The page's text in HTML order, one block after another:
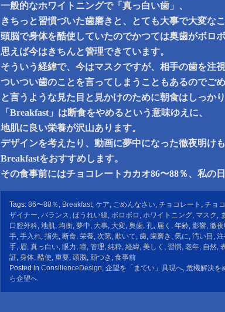
一般的なホワイトニングで「真っ白い歯」、
きちっと習慣づいた歯磨きと、とても大事で大変なこ
頭脳で身体を酷使していたのでかつては奥歯がボロボ
思えば今はきちんと管理できています。
そういう経緯で、今はマスクですが、相手の歯を注
ついつい歯のことを言ってしまうこともあるのでごめ
と言うような見た目と見かけのために朝食はしっか
「Breakfast」は断食をやめるという意味ゆえに、
地肌に良い栄養が沢山あります。
デザインを考えたり、動画に夢中になった徹夜明けも
Breakfastをおすすめします。
その食事前にはチョコレートカカオ86〜88％、私の日
Tags: 86〜88％ , Breakfast, ケア, ごめんなさい, チョコレート , チョ
ザイナー, バランス, ほうれい線, ボロボロ , ホワイトニング, マスク ,
口腔外科, 地肌, 均衡, 夢中, 大事, 大変, 奥歯, 孔, 届く , 年齢, 影響, 徹夜
手, 手入れ, 指先, 断食, 栄養, 次第, 欺いて, 歯, 歯磨き , 気に, 汚い目 ,
手, 眉, 真っ白い, 眼力, 瞳, 管理, 純粋, 経緯, 美しく , 習慣, 老年, 自然,
証, 身体, 酷使, 重要, 頭脳, 顔つき , 食事前
Posted in ConsilienceDesign, 企望を「までい」具現へ, 危機解決を
ら企望へ